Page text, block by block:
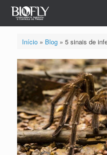
Início» Blog» 5 sinais de